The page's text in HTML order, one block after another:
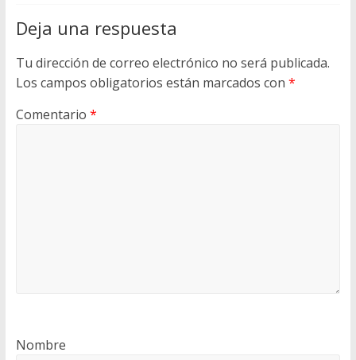
Deja una respuesta
Tu dirección de correo electrónico no será publicada.
Los campos obligatorios están marcados con *
Comentario *
Nombre